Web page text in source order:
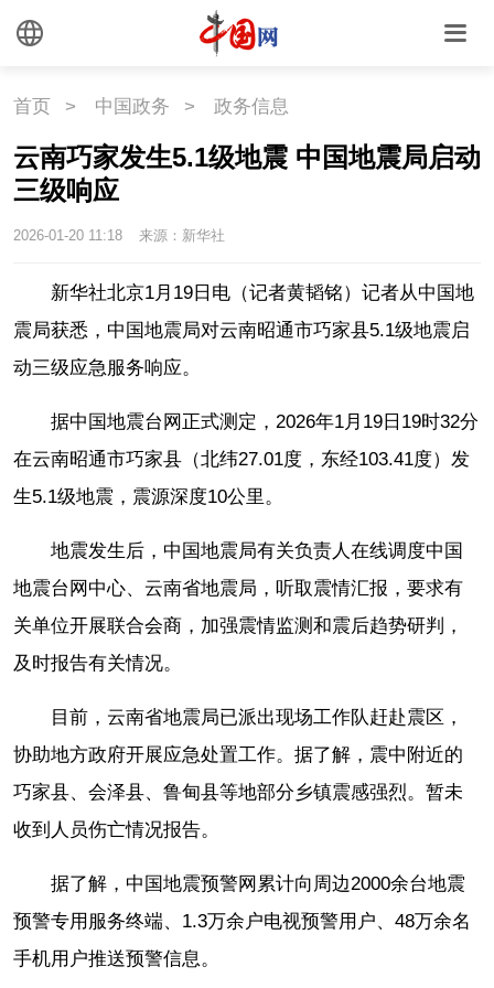
国情
海洋
联盟 心理 老年
首页 > 中国政务 > 政务信息
云南巧家发生5.1级地震 中国地震局启动
三级响应
2026-01-20 11:18 来源：新华社
新华社北京1月19日电（记者黄韬铭）记者从中国地
震局获悉，中国地震局对云南昭通市巧家县5.1级地震启
动三级应急服务响应。
据中国地震台网正式测定，2026年1月19日19时32分
在云南昭通市巧家县（北纬27.01度，东经103.41度）发
生5.1级地震，震源深度10公里。
地震发生后，中国地震局有关负责人在线调度中国
地震台网中心、云南省地震局，听取震情汇报，要求有
关单位开展联合会商，加强震情监测和震后趋势研判，
及时报告有关情况。
目前，云南省地震局已派出现场工作队赶赴震区，
协助地方政府开展应急处置工作。据了解，震中附近的
巧家县、会泽县、鲁甸县等地部分乡镇震感强烈。暂未
收到人员伤亡情况报告。
据了解，中国地震预警网累计向周边2000余台地震
预警专用服务终端、1.3万余户电视预警用户、48万余名
手机用户推送预警信息。